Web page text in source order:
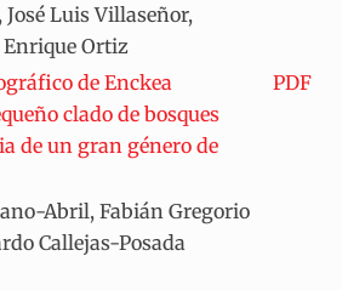
Luis Villaseñor,
Enrique Ortiz
de Enckea
clado de bosques
de un gran género de
PDF
Abril, Fabián Gregorio
Callejas-Posada